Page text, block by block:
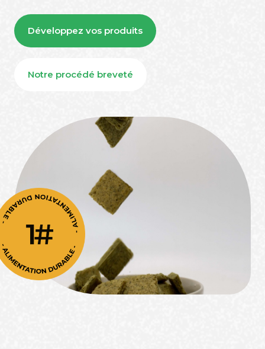
Développez vos produits
Notre procédé breveté